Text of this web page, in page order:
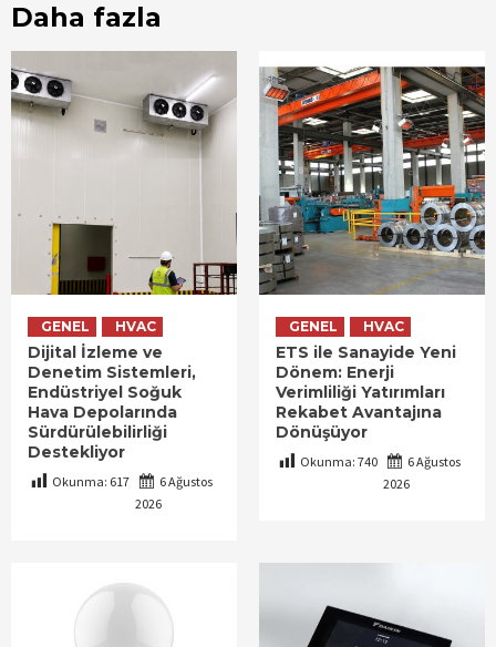
Daha fazla
GENEL HVAC
Dijital İzleme ve
Denetim Sistemleri,
Endüstriyel Soğuk
Hava Depolarında
Sürdürülebilirliği
Destekliyor
Okunma: 617
6 Ağustos
2026
GENEL HVAC
ETS ile Sanayide Yeni
Dönem: Enerji
Verimliliği Yatırımları
Rekabet Avantajına
Dönüşüyor
Okunma: 740
6 Ağustos
2026